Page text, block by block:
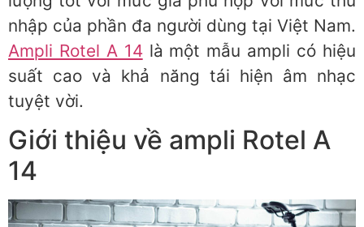
nhập của phần đa người dùng tại Việt Nam.
Ampli Rotel A 14là một mẫu ampli có hiệu
suất cao và khả năng tái hiện âm nhạc
tuyệt vời.
Giới thiệu về ampli Rotel A
14